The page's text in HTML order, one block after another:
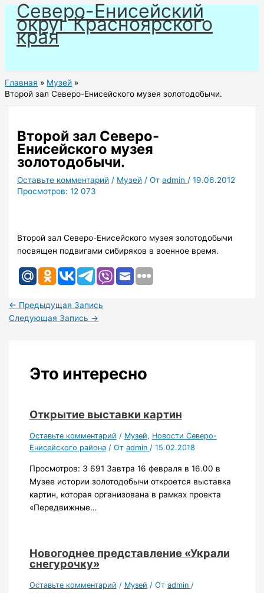
Перейти
содержимому
Северо-Енисейский
округ Красноярского
края
Главная
Музей
Второй зал Северо-Енисейского музея золотодобычи.
Второй зал Северо-
Енисейского музея
золотодобычи.
Оставьте комментарий / Музей / Отadmin /19.06.2012
Просмотров: 12 073
Второй зал Северо-Енисейского музея золотодобычи
посвящен подвигами сибиряков в военное время.
← Предыдущая Запись
Следующая Запись →
Это интересно
Открытие выставки картин
Оставьте комментарий / Музей, Новости Северо-
Енисейского района/ От admin / 15.02.2018
Просмотров: 3 691 Завтра 16 февраля в 16.00 в
Музее истории золотодобычи откроется выставка
картин, которая организована в рамках проекта
«Передвижные…
Новогоднее представление «Украли
снегурочку»
Оставьте комментарий / Музей / От admin /